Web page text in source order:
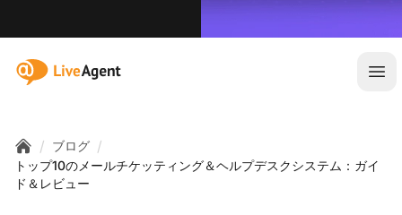
:site.title
メ
Home
/ ブログ /
トップ10のメールチケッティング＆ヘルプデスクシステム：ガイ
ド＆レビュー